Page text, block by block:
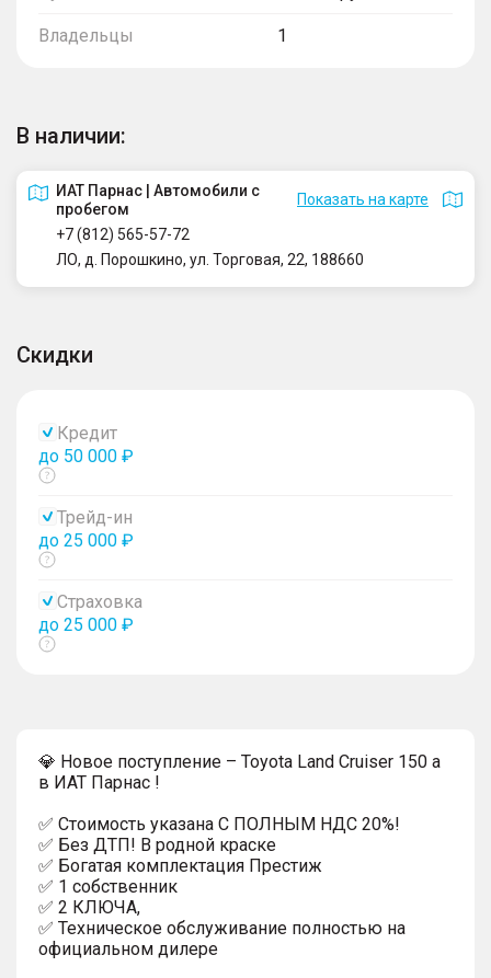
Владельцы 1
В наличии:
ИАТ Парнас | Автомобили с
пробегом
Показать на карте
+7 (812) 565-57-72
ЛО, д. Порошкино, ул. Торговая, 22, 188660
Скидки
Кредит
до 50 000 ₽
Показать
Трейд-ин
до 25 000 ₽
Показать
Страховка
до 25 000 ₽
Показать
💎 Новое поступление – Toyota Land Cruiser 150 a
в ИАТ Парнас !
✅ Стоимость указана С ПОЛНЫМ НДС 20%!
✅ Без ДТП! В родной краске
✅ Богатая комплектация Престиж
✅ 1 собственник
✅ 2 КЛЮЧА,
✅ Техническое обслуживание полностью на
официальном дилере